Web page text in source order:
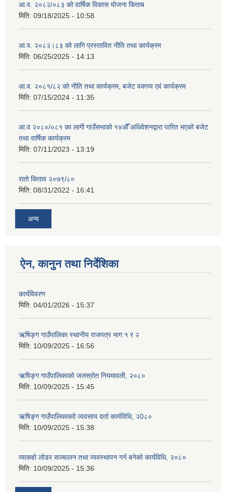
आ.व. २०८२/०८३ को वार्षिक विकास योजना किताब
मिति: 09/18/2025 - 10:58
आ.व. २०८२।८३ को लागि प्रस्तावित नीति तथा कार्यक्रम
मिति: 06/25/2025 - 14:13
आ.व. २०८१/८२ को नीति तथा कार्यक्रम, बजेट वक्त्व्य एवं कार्यक्रम
मिति: 07/15/2024 - 11:35
आ.व २०८०/०८१ का लागी गाउँसभाको १४औँ अधिवेशनद्वारा पारित भएको बजेट
तथा वार्षिक कार्यक्रम
मिति: 07/11/2023 - 13:19
रातो किताव २०७९/८०
मिति: 08/31/2022 - 16:41
अन्य
ऐन, कानुन तथा निर्देशिका
कार्यविवरण
मिति: 04/01/2026 - 15:37
ऋषिङ्ग गाउँपालिका स्थानीय राजपत्र भाग १ र २
मिति: 10/09/2025 - 16:56
ऋषिङ्ग गाउँपालिकाको जलस्रोत नियमावली, २०८०
मिति: 10/09/2025 - 15:45
ऋषिङ्ग गाउँपालिकाकाो व्यवसाय दर्ता कार्यविधि, २0८०
मिति: 10/09/2025 - 15:38
व्याकहो लोडर सञ्चालन तथा व्यवस्थापन गर्न बनेको कार्यविधि, २०८०
मिति: 10/09/2025 - 15:36